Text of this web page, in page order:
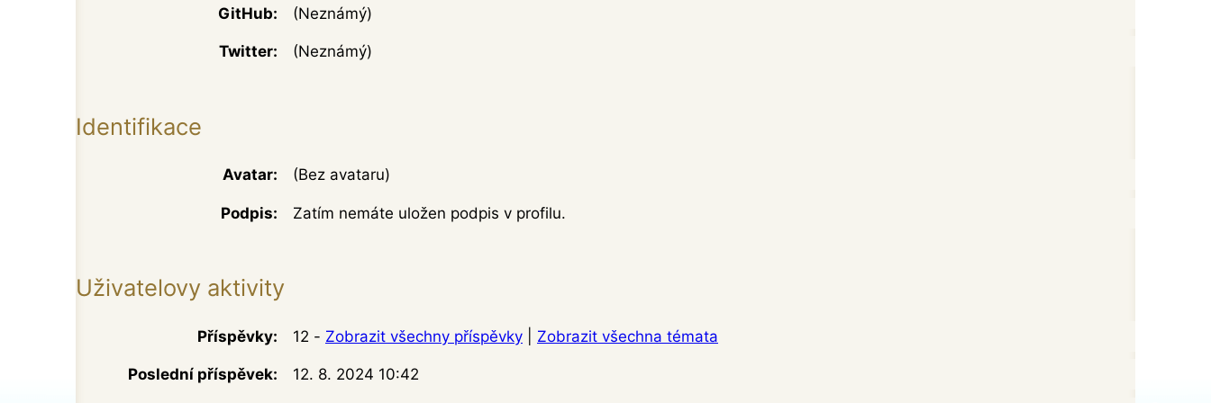
GitHub: (Neznámý)
Twitter: (Neznámý)
Identifikace
Avatar: (Bez avataru)
Podpis: Zatím nemáte uložen podpis v profilu.
Uživatelovy aktivity
Příspěvky: 12 - Zobrazit všechny příspěvky Zobrazit všechna témata
Poslední příspěvek: 12. 8. 2024 10:42